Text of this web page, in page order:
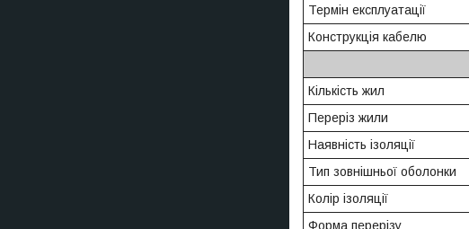
Термін експлуатації
Конструкція кабелю
Кількість жил
Переріз жили
Наявність ізоляції
Тип зовнішньої оболонки
Колір ізоляції
Форма перерізу